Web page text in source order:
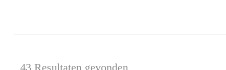
43 Resultaten gevonden